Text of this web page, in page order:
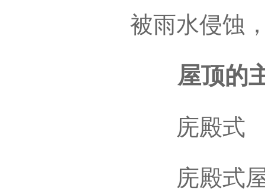
被雨水侵蚀
屋顶的主
庑殿式
庑殿式屋